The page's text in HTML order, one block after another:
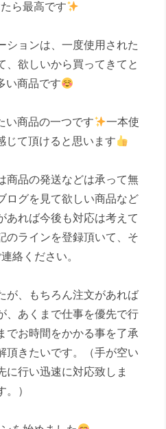
ら最高です
ションは、一度使用された
、欲しいから買ってきてと
い商品です
い商品の一つです
一本使
じて頂けると思います
商品の発送などは承って無
ログを見て欲しい商品など
あれば今後も対応は考えて
のラインを登録頂いて、そ
絡ください。
が、もちろん注文があれば
、あくまで仕事を優先で行
でお時間をかかる事を了承
頂きたいです。（手が空い
に行い迅速に対応致しま
。）